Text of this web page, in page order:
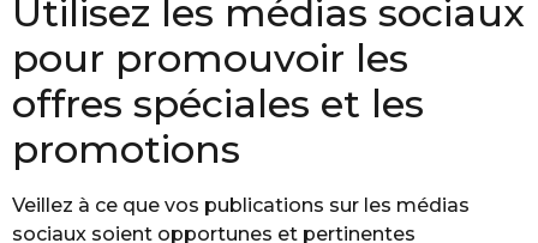
Utilisez les médias sociaux
pour promouvoir les
offres spéciales et les
promotions
Veillez à ce que vos publications sur les médias
sociaux soient opportunes et pertinentes